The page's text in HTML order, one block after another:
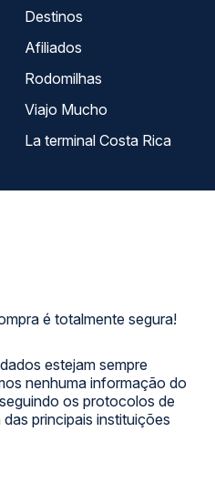
é totalmente segura!
estejam sempre
nenhuma informação do
os protocolos de
principais instituições
Destinos
Afiliados
Rodomilhas
Viajo Mucho
La terminal Costa Rica